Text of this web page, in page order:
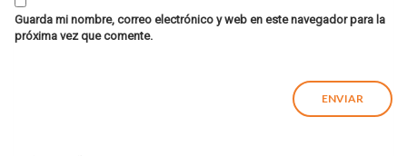
Guarda mi nombre, correo electrónico y web en este navegador para la
próxima vez que comente.